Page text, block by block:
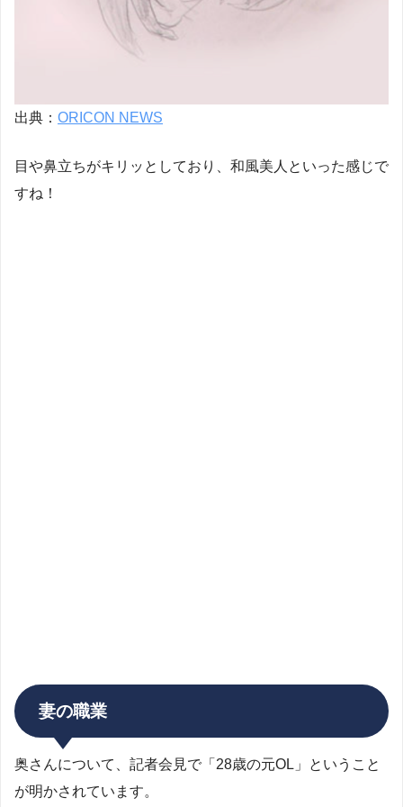
出典： ORICON NEWS
目や鼻立ちがキリッとしており、和風美人といった感じで
すね！
妻の職業
奥さんについて、記者会見で「28歳の元OL」ということ
が明かされています。